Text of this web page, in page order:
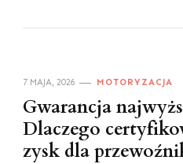
7 MAJA, 2026 MOTORYZACJA
Gwarancja
Dlaczego
zysk dla